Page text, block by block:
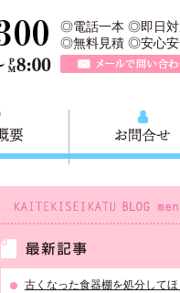
TEL 0120-757-161
◎電話一本 ◎即日
◎無料見積 ◎安心
古くなった食器棚を処分してほ